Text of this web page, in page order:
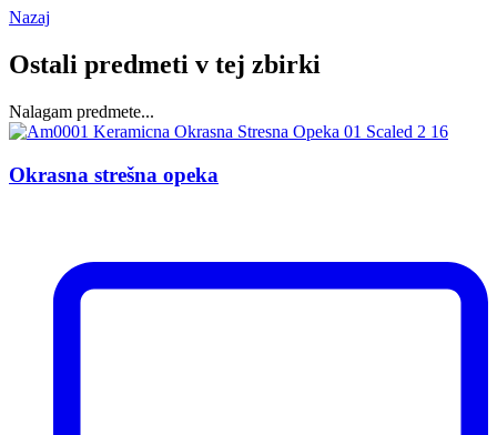
Nazaj
Ostali predmeti v tej zbirki
Nalagam predmete...
Okrasna strešna opeka